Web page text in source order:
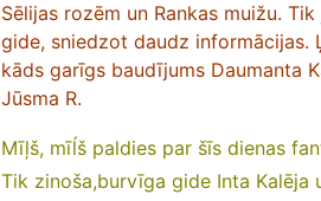
Sēlijas rozēm un Rankas muižu.
gide, sniedzot daudz informācijas.
kāds garīgs baudījums Daumanta
Jūsma R.
Mīļš, mīĺš paldies par šīs dienas
Tik zinoša,burvīga gide Inta